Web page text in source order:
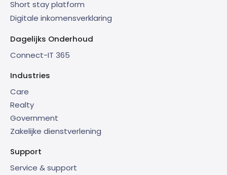
Short stay platform
Digitale inkomensverklaring
Dagelijks Onderhoud
Connect-IT 365
Industries
Care
Realty
Government
Zakelijke dienstverlening
Support
Service & support